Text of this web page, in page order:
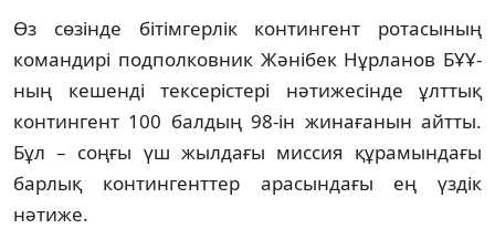
Өз сөзінде бітімгерлік контингент ротасының
командирі подполковник Жәнібек Нұрланов БҰҰ-
ның кешенді тексерістері нәтижесінде ұлттық
контингент 100 балдың 98-ін жинағанын айтты.
Бұл – соңғы үш жылдағы миссия құрамындағы
барлық контингенттер арасындағы ең үздік
нәтиже.